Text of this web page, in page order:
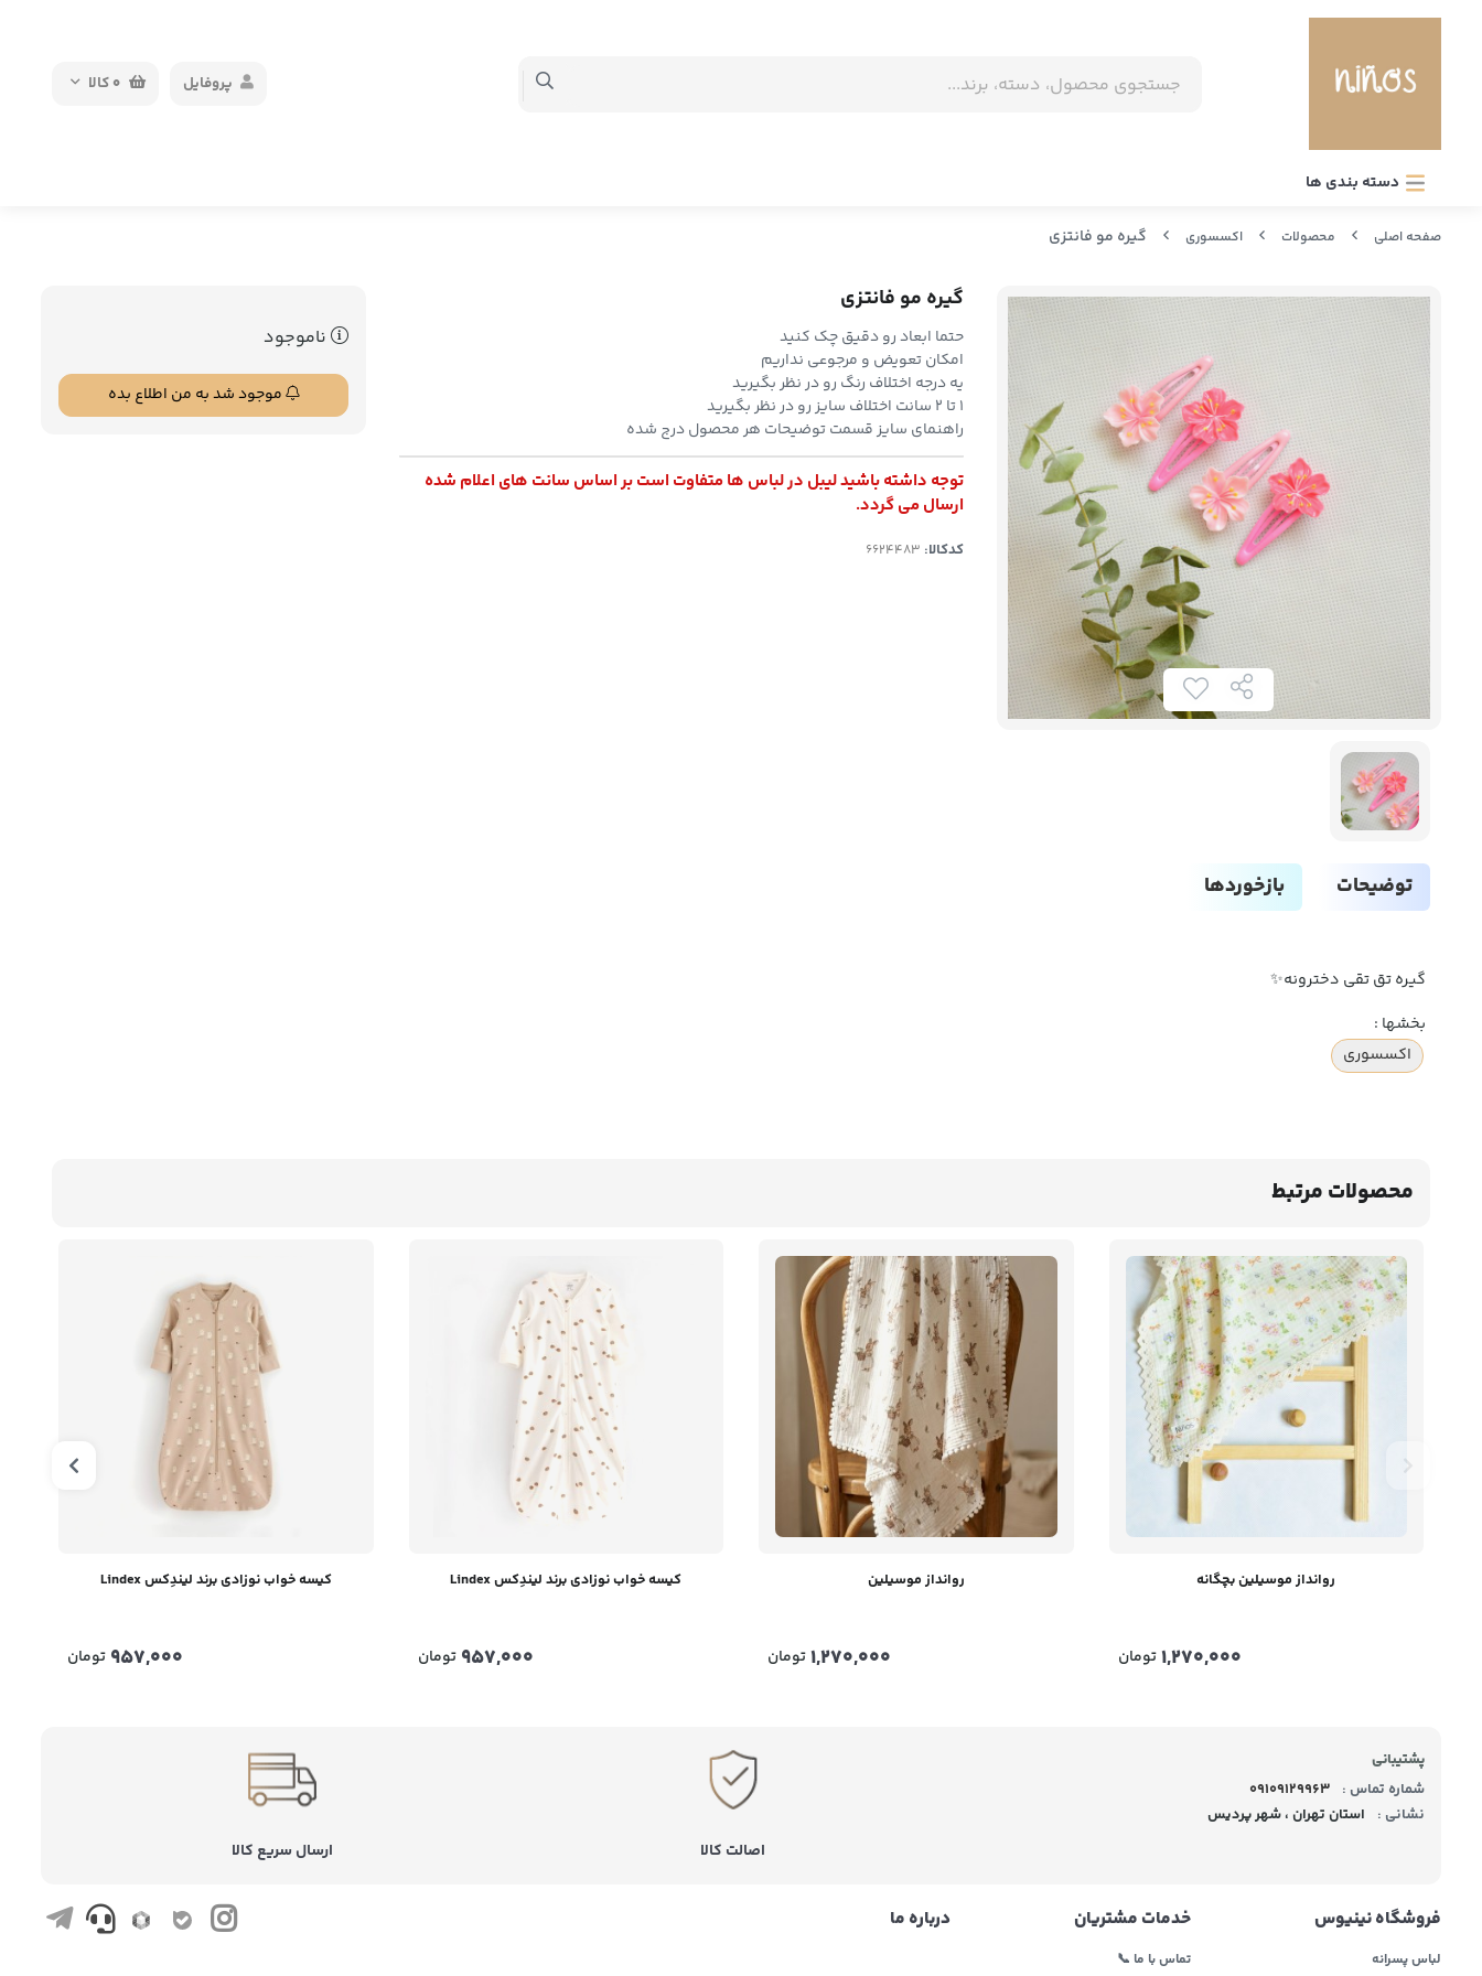
0کالا پروفایل
دسته بندی ها
صفحه اصلی محصولات اکسسوری گیره مو فانتزی
گیره مو فانتزی
حتما ابعاد رو دقیق چک کنید
امکان تعویض و مرجوعی نداریم
یه درجه اختلاف رنگ رو در نظر بگیرید
۱ تا ۲ سانت اختلاف سایز رو در نظر بگیرید
راهنمای سایز قسمت توضیحات هر محصول درج شده
توجه داشته باشید لیبل در لباس ها متفاوت است بر اساس سانت های اعلام شده
ارسال می گردد.
کدکالا:
ناموجود
موجود شد به من اطلاع بده
توضیحات بازخوردها
گیره تق تقی دخترونه✨️
بخشها :
اکسسوری
محصولات مرتبط
روانداز موسیلین بچگانه
1,270,000 تومان
روانداز موسیلین
1,270,000تومان
کیسه خواب نوزادی برند لیندِکس Lindex
957,000 تومان
کیسه خواب نوزادی برند لیندِکس Lindex
957,000 تومان
پشتیبانی
شماره تماس :
09109129963
نشانی :
استان تهران ، شهر پردیس
اصالت کالا ارسال سریع کالا
فروشگاه نینیوس
لباس پسرانه
خدمات مشتریان
تماس با ما 📞
درباره ما